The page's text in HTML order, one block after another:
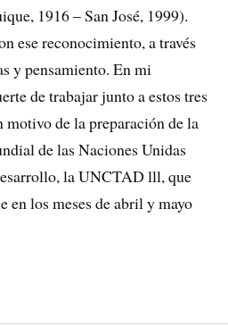
1916 – San José, 1999).
ese reconocimiento, a través
y pensamiento. En mi
de trabajar junto a estos tres
motivo de la preparación de la
de las Naciones Unidas
la UNCTAD lll, que
en los meses de abril y mayo